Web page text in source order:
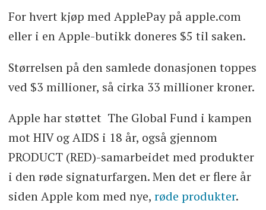
For hvert kjøp med ApplePay på apple.com
eller i en Apple-butikk doneres $5 til saken.
Størrelsen på den samlede donasjonen toppes
ved $3 millioner, så cirka 33 millioner kroner.
Apple har støttet The Global Fund i kampen
mot HIV og AIDS i 18 år, også gjennom
PRODUCT (RED)-samarbeidet med produkter
i den røde signaturfargen. Men det er flere år
siden Apple kom med nye, røde produkter.